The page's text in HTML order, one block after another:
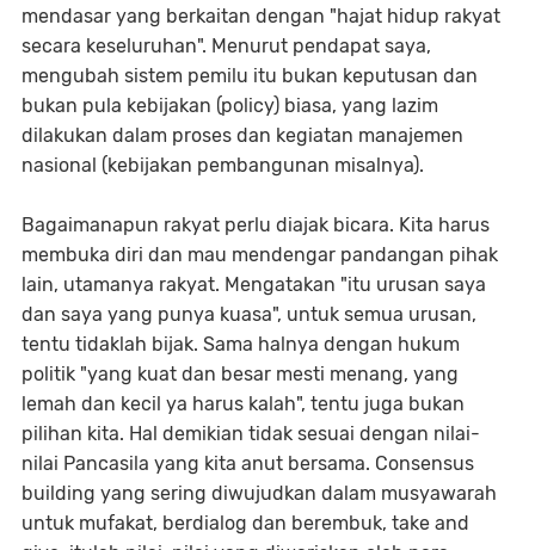
mendasar yang berkaitan dengan "hajat hidup rakyat
secara keseluruhan". Menurut pendapat saya,
mengubah sistem pemilu itu bukan keputusan dan
bukan pula kebijakan (policy) biasa, yang lazim
dilakukan dalam proses dan kegiatan manajemen
nasional (kebijakan pembangunan misalnya).
Bagaimanapun rakyat perlu diajak bicara. Kita harus
membuka diri dan mau mendengar pandangan pihak
lain, utamanya rakyat. Mengatakan "itu urusan saya
dan saya yang punya kuasa", untuk semua urusan,
tentu tidaklah bijak. Sama halnya dengan hukum
politik "yang kuat dan besar mesti menang, yang
lemah dan kecil ya harus kalah", tentu juga bukan
pilihan kita. Hal demikian tidak sesuai dengan nilai-
nilai Pancasila yang kita anut bersama. Consensus
building yang sering diwujudkan dalam musyawarah
untuk mufakat, berdialog dan berembuk, take and